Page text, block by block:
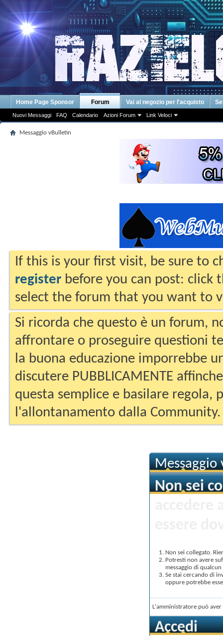
Home Page Sponsor Forum
Nuovi Messaggi FAQ Calendario Azioni Forum Link Veloci
Vai al negozio per l'acquisto
Messaggio vBulletin
If this is your first visit, be sure to
register before you can post: click
select the forum that you want to
Si ricorda che questo è un forum,
affrontare o proseguire questioni
la buona educazione imporrebbe
discutere PUBBLICAMENTE
questa semplice e basilare regola,
l'allontanamento dalla Community.
Messaggio
Non sei
Non sei collegato.
Potresti non avere
messaggio di
Se stai cercando di
oppure potrebbe
L'amministratore può
Accedi